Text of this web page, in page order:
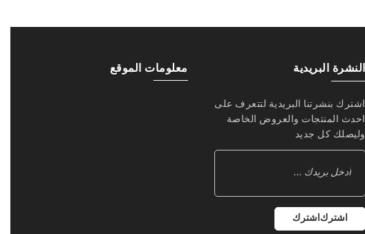
النشرة البريدية
اشترك بنشرتنا البريدية لتتعرف على
احدث المنتجات والعروض الخاصة
وليصلك كل جديد
اشتركاشترك
معلومات الموقع